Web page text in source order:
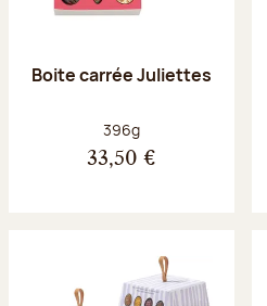
Boite carrée Juliettes
Poids net :
396g
33,50 €